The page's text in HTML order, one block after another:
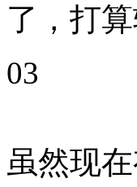
了，打
03
虽然现